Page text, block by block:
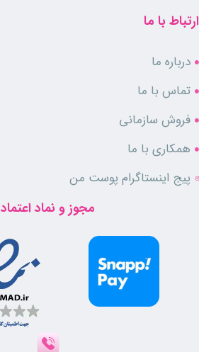
ارتباط با ما
درباره ما
تماس با ما
فروش سازمانی
همکاری با ما
پیج اینستاگرام پوست من
مجوز و نماد اعتماد